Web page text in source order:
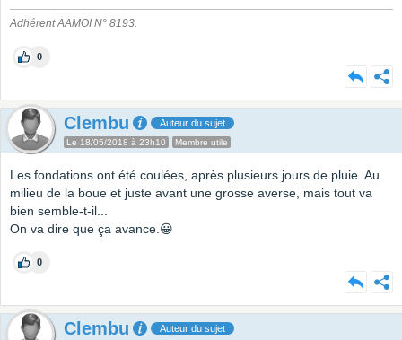
Adhérent AAMOI N° 8193.
0
Clembu Auteur du sujet
Le 18/05/2018 à 23h10 Membre utile
Les fondations ont été coulées, après plusieurs jours de pluie. Au
milieu de la boue et juste avant une grosse averse, mais tout va
bien semble-t-il...
On va dire que ça avance.😀
0
Clembu Auteur du sujet